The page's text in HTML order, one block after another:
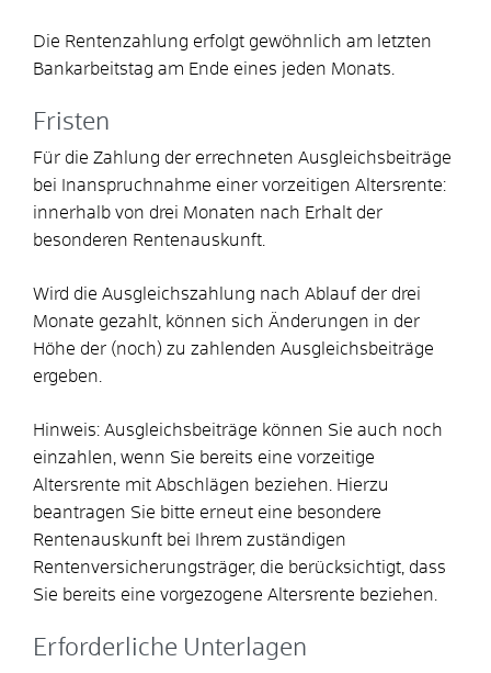
Die Rentenzahlung erfolgt gewöhnlich am letzten
Bankarbeitstag am Ende eines jeden Monats.
Fristen
Für die Zahlung der errechneten Ausgleichsbeiträge
bei Inanspruchnahme einer vorzeitigen Altersrente:
innerhalb von drei Monaten nach Erhalt der
besonderen Rentenauskunft.
Wird die Ausgleichszahlung nach Ablauf der drei
Monate gezahlt, können sich Änderungen in der
Höhe der (noch) zu zahlenden Ausgleichsbeiträge
ergeben.
Hinweis: Ausgleichsbeiträge können Sie auch noch
einzahlen, wenn Sie bereits eine vorzeitige
Altersrente mit Abschlägen beziehen. Hierzu
beantragen Sie bitte erneut eine besondere
Rentenauskunft bei Ihrem zuständigen
Rentenversicherungsträger, die berücksichtigt, dass
Sie bereits eine vorgezogene Altersrente beziehen.
Erforderliche Unterlagen